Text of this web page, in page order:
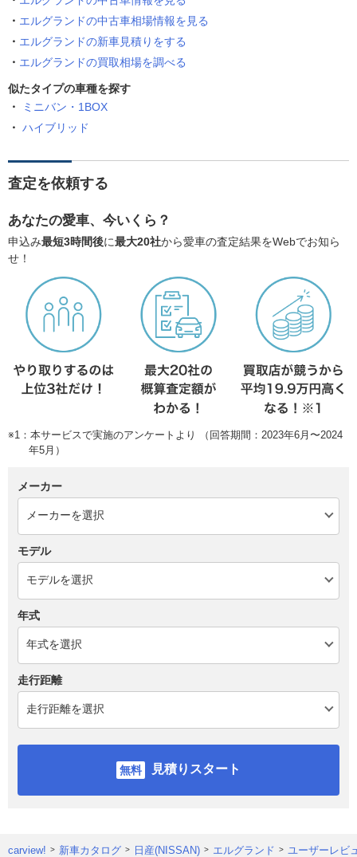
エルグランドの中古車相場情報を見る
エルグランドの新車見積りをする
エルグランドの買取相場を調べる
似たタイプの車種を探す
ミニバン・1BOX
ハイブリッド
査定を依頼する
あなたの愛車、今いくら？
申込み最短3時間後に最大20社から愛車の査定結果をWebでお知ら
せ！
※1：本サービスで実施のアンケートより （回答期間：2023年6月〜2024
年5月）
メーカー
モデル
年式
走行距離
見積りスタート
carview! 新車カタログ 日産(NISSAN) エルグランド ユーザーレビ